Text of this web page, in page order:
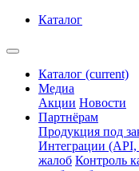
Каталог
Каталог (current)
Медиа
Акции Новости
Партнёрам
Продукция под
Интеграции
жалоб Контроль